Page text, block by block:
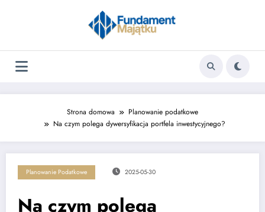
Strona domowa
Planowanie podatkowe
Na czym polega dywersyfikacja portfela inwestycyjnego?
Planowanie Podatkowe 2025-05-30
Na czym polega